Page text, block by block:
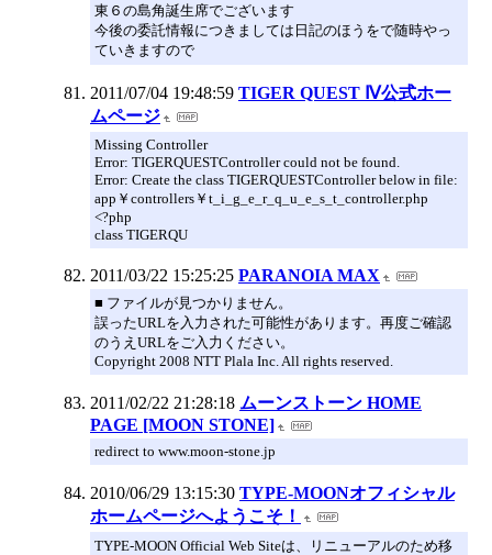
東６の島角誕生席でございます
今後の委託情報につきましては日記のほうをで随時やっ
ていきますので
2011/07/04 19:48:59 TIGER QUEST Ⅳ公式ホー
ムページ
Missing Controller
Error: TIGERQUESTController could not be found.
Error: Create the class TIGERQUESTController below in file:
app￥controllers￥t_i_g_e_r_q_u_e_s_t_controller.php
<?php
class TIGERQU
2011/03/22 15:25:25 PARANOIA MAX
■ ファイルが見つかりません。
誤ったURLを入力された可能性があります。再度ご確認
のうえURLをご入力ください。
Copyright 2008 NTT Plala Inc. All rights reserved.
2011/02/22 21:28:18 ムーンストーン HOME
PAGE [MOON STONE]
redirect to www.moon-stone.jp
2010/06/29 13:15:30 TYPE-MOONオフィシャル
ホームページへようこそ！
TYPE-MOON Official Web Siteは、リニューアルのため移